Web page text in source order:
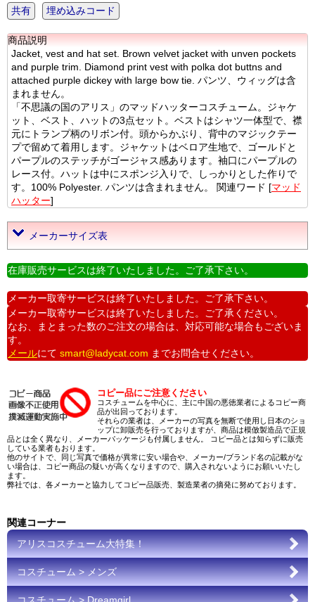
共有 埋め込みコード
商品説明
Jacket, vest and hat set. Brown velvet jacket with unven pockets
and purple trim. Diamond print vest with polka dot buttns and
attached purple dickey with large bow tie. パンツ、ウィッグは含
まれません。
「不思議の国のアリス」のマッドハッターコスチューム。ジャケ
ット、ベスト、ハットの3点セット。ベストはシャツ一体型で、襟
元にトランプ柄のリボン付。頭からかぶり、背中のマジックテー
プで留めて着用します。ジャケットはベロア生地で、ゴールドと
パープルのステッチがゴージャス感あります。袖口にパープルの
レース付。ハットは中にスポンジ入りで、しっかりとした作りで
す。100% Polyester. パンツは含まれません。 関連ワード [マッド
ハッター]
メーカーサイズ表
在庫販売サービスは終了いたしました。ご了承下さい。
メーカー取寄サービスは終了いたしました。ご了承下さい。
メーカー取寄サービスは終了いたしました。ご了承ください。
なお、まとまった数のご注文の場合は、対応可能な場合もございま
す。
メールにて smart@ladycat.com までお問合せください。
コピー品にご注意ください
コスチュームを中心に、主に中国の悪徳業者によるコピー商
品が出回っております。
それらの業者は、メーカーの写真を無断で使用し日本のショ
ップに卸販売を行っておりますが、商品は模倣製造品で正規
品とは全く異なり、メーカーパッケージも付属しません。 コピー品とは知らずに販売
している業者もおります。
他のサイトで、同じ写真で価格が異常に安い場合や、メーカー/ブランド名の記載がな
い場合は、コピー商品の疑いが高くなりますので、購入されないようにお願いいたし
ます。
弊社では、各メーカーと協力してコピー品販売、製造業者の摘発に努めております。
関連コーナー
アリスコスチューム大特集！
コスチューム > メンズ